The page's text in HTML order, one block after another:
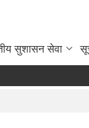
सुशासन सेवा